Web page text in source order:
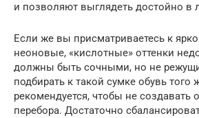
и позволяют выглядеть достойно в
Если же вы присматриваетесь к
неоновые, «кислотные» оттенки
должны быть сочными, но не
подбирать к такой сумке обувь того
рекомендуется, чтобы не создавать
перебора. Достаточно